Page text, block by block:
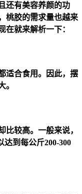
还有美容养颜的功
桃胶的需求量也越来
在就来解析一下：
适合食用。因此，摆
。
比较高。一般来说，
达到每公斤200-300